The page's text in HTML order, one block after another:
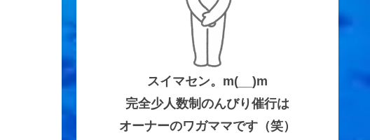
スイマセン。m(__)m
完全少人数制のんびり催行は
オーナーのワガママです（笑）